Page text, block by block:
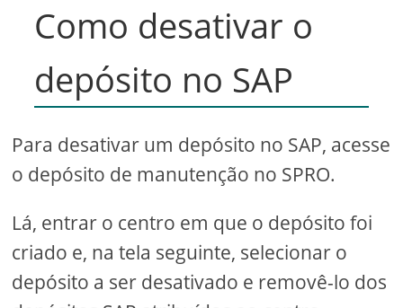
Como desativar o
depósito no SAP
Para desativar um depósito no SAP, acesse
o depósito de manutenção no SPRO.
Lá, entrar o centro em que o depósito foi
criado e, na tela seguinte, selecionar o
depósito a ser desativado e removê-lo dos